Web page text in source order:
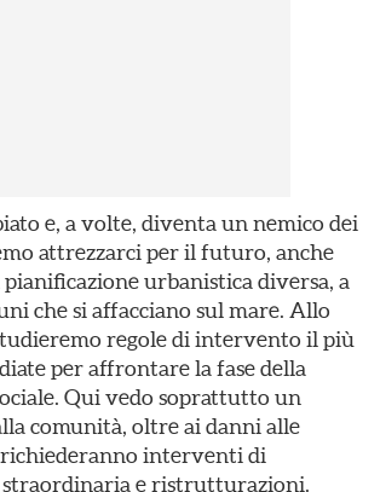
e, a volte, diventa un nemico dei
attrezzarci per il futuro, anche
urbanistica diversa, a
che si affacciano sul mare. Allo
regole di intervento il più
per affrontare la fase della
Qui vedo soprattutto un
comunità, oltre ai danni alle
interventi di
e ristrutturazioni.